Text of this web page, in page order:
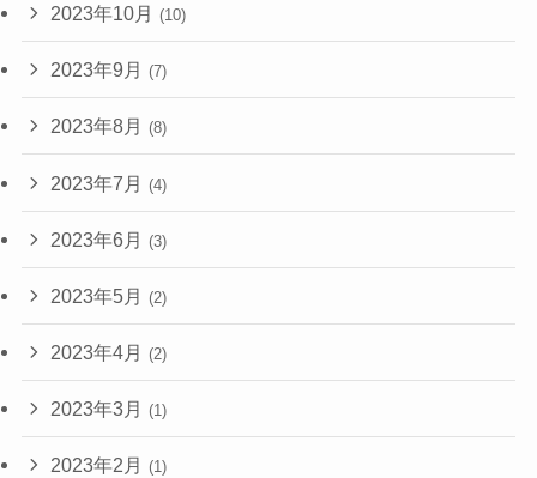
2023年10月 (10)
2023年9月 (7)
2023年8月 (8)
2023年7月 (4)
2023年6月 (3)
2023年5月 (2)
2023年4月 (2)
2023年3月 (1)
2023年2月 (1)